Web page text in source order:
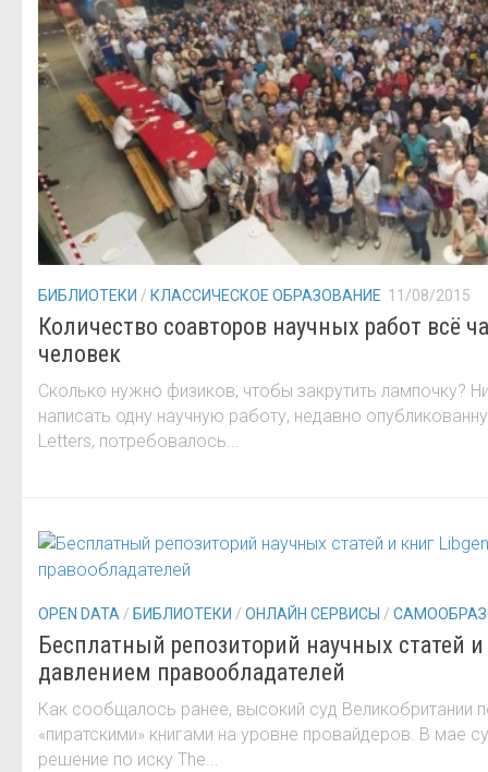
БИБЛИОТЕКИ / КЛАССИЧЕСКОЕ ОБРАЗОВАНИЕ 11/08/2015
Количество соавторов научных работ всё
человек
Сколько нужно физиков, чтобы закрутить лампочку?
написать одну научную работу, недавно
Letters, потребовалось...
OPEN DATA/ БИБЛИОТЕКИ / ОНЛАЙН СЕРВИСЫ /
Бесплатный репозиторий научных статей
давлением правообладателей
Как сообщалось ранее, высокий суд Великобритании
«пиратскими» книгами на уровне провайдеров. В мае
решение по иску The...